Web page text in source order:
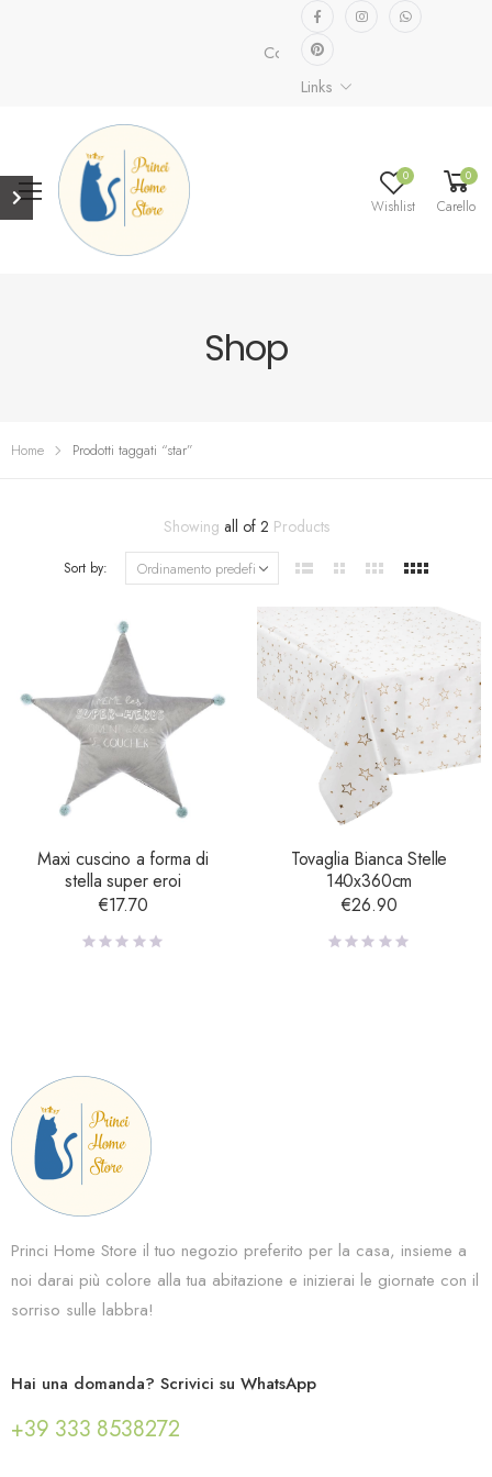
Collezione speciale già
Links
0
Wishlist
0
Carello
Shop
Home Prodotti taggati “star”
Showing all of 2 Products
Sort by:
Maxi cuscino a forma di
stella super eroi
€17.70
Tovaglia Bianca Stelle
140x360cm
€26.90
Princi Home Store il tuo negozio preferito per la casa, insieme a
noi darai più colore alla tua abitazione e inizierai le giornate con il
sorriso sulle labbra!
Hai una domanda? Scrivici su WhatsApp
+39 333 8538272